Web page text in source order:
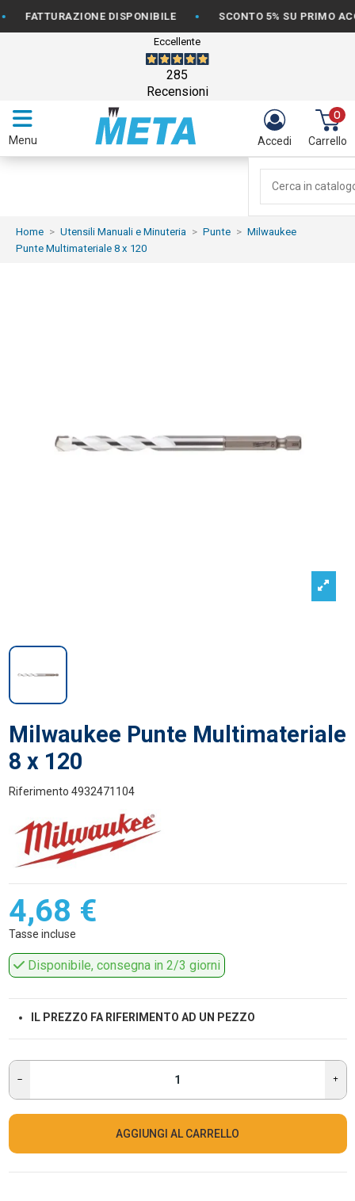
DISPONIBILE • SCONTO 5% SU PRIMO
Eccellente
285
Recensioni
Menu Accedi
0
Carrello
Home Utensili Manuali e Minuteria Punte
Milwaukee
Punte Multimateriale 8 x 120
Milwaukee Punte Multimateriale
8 x 120
Riferimento 4932471104
4,68 €
Tasse incluse
Disponibile, consegna in 2/3 giorni
IL PREZZO FA RIFERIMENTO AD UN PEZZO
AGGIUNGI AL CARRELLO